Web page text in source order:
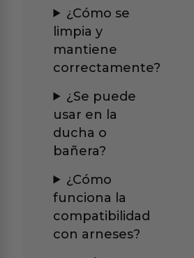
¿Cómo se
limpia y
mantiene
correctamente?
¿Se puede
usar en la
ducha o
bañera?
¿Cómo
funciona la
compatibilidad
con arneses?